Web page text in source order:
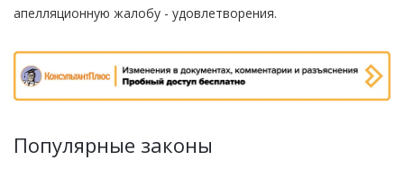
апелляционную жалобу - удовлетворения.
Популярные законы